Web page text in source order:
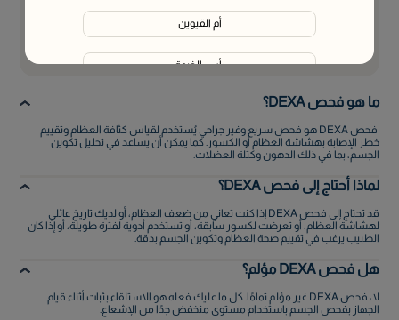
أم القيوين
رأس الخيمة
Liwa
إرسال
ما هو فحص DEXA؟
فحص DEXA هو فحص سريع وغير جراحي يُستخدم لقياس كثافة العظام وتقييم
خطر الإصابة بهشاشة العظام أو الكسور. كما يمكن أن يساعد في تحليل تكوين
الجسم، بما في ذلك الدهون وكتلة العضلات.
لماذا أحتاج إلى فحص DEXA؟
قد تحتاج إلى فحص DEXA إذا كنت تعاني من ضعف العظام، أو لديك تاريخ عائلي
لهشاشة العظام، أو تعرضت لكسور سابقة، أو تستخدم أدوية لفترة طويلة، أو إذا كان
الطبيب يرغب في تقييم صحة العظام وتكوين الجسم بدقة.
هل فحص DEXA مؤلم؟
لا، فحص DEXA غير مؤلم تمامًا. كل ما عليك فعله هو الاستلقاء بثبات أثناء قيام
الجهاز بفحص الجسم باستخدام مستوى منخفض جدًا من الإشعاع.